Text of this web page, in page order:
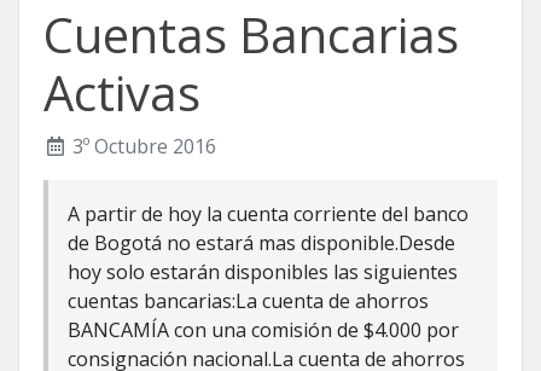
Cuentas Bancarias
Activas
3º Octubre 2016
A partir de hoy la cuenta corriente del banco
de Bogotá no estará mas disponible.Desde
hoy solo estarán disponibles las siguientes
cuentas bancarias:La cuenta de ahorros
BANCAMÍA con una comisión de $4.000 por
consignación nacional.La cuenta de ahorros